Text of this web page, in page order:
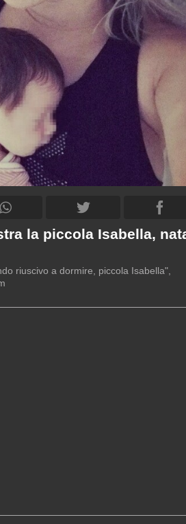
la piccola Isabella,
riuscivo a dormire, piccola Isabella",